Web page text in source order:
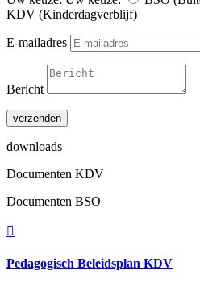
KDV (Kinderdagverblijf)
E-mailadres
Bericht
verzenden
downloads
Documenten KDV
Documenten BSO

Pedagogisch Beleidsplan KDV